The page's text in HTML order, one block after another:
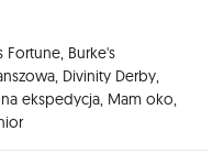
Burke's
Divinity Derby,
ekspedycja, Mam oko,